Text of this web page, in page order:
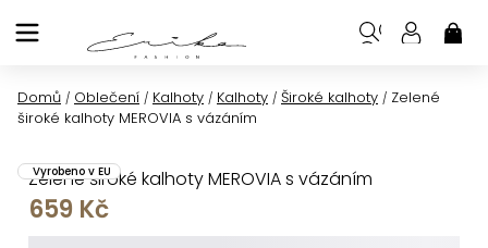
na
Domů / Oblečení / Kalhoty / Kalhoty / Široké kalhoty / Zelené
široké kalhoty MEROVIA s vázáním
Zelené široké kalhoty MEROVIA s vázáním
Vyrobeno v EU
659 Kč